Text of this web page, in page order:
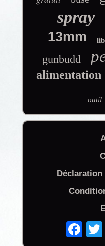
spray
13mm
gunbudd
alimentation
outil